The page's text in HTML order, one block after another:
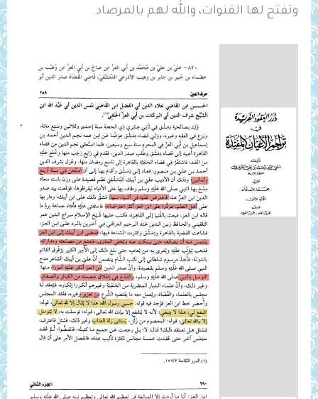
وتفتح لها القنوات، والله لهم بالمرصاد.